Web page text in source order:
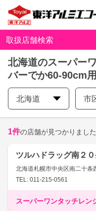
取扱店舗検索
北海道のスーパー
バーでか60-90cm
北海道 市
1件の店舗が見つかりました
ツルハドラッグ南２
北海道札幌市中央区南二十条
TEL: 011-215-0561
スーパーワンタッチレン